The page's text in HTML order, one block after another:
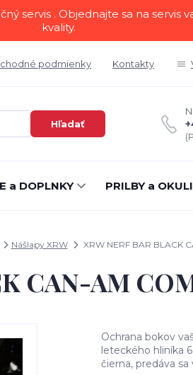
servis . Objednajte sa na servis
kvality.
podmienky Kontakty
Hľadať
a DOPLNKY PRILBY a
Nášlapy XRW XRW NERF BAR BLACK
CAN-AM
Ochrana bokov
leteckého hliníka
čierna, predáva sa